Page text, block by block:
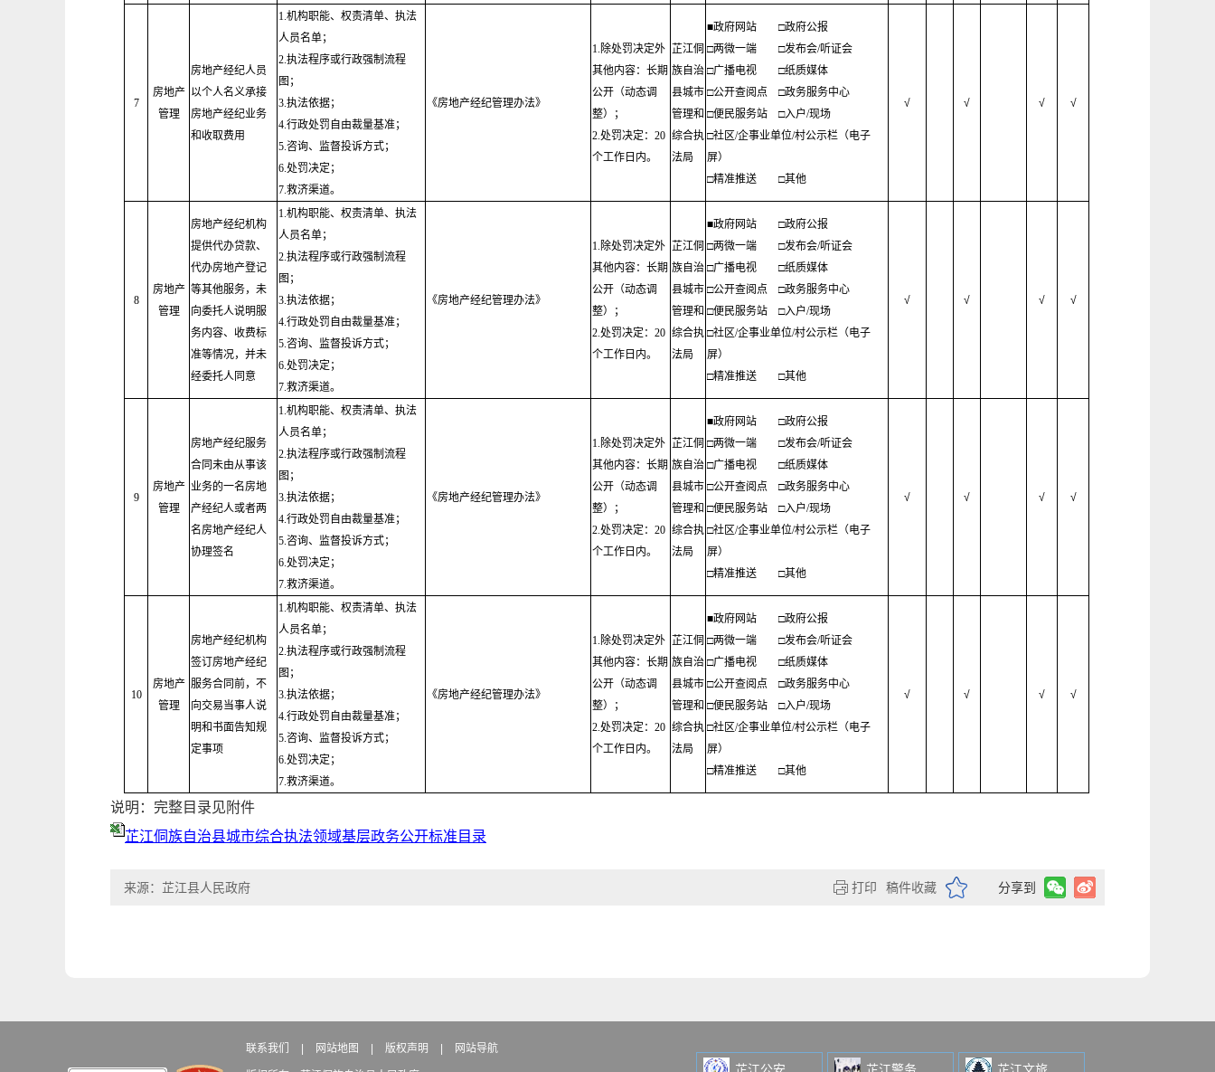
7
房地产
管理
房地产经纪人员
以个人名义承接
房地产经纪业务
和收取费用
1.机构职能、权责清单、执法
人员名单；
2.执法程序或行政强制流程
图；
3.执法依据；
4.行政处罚自由裁量基准；
5.咨询、监督投诉方式；
6.处罚决定；
7.救济渠道。
《房地产经纪管理办法》
1.除处罚决定外
其他内容：长期
公开（动态调
整）；
2.处罚决定：20
个工作日内。
芷江侗
族自治
县城市
管理和
综合执
法局
■政府网站
□政府公报
□两微一端
□发布会/听证会
□广播电视
□纸质媒体
□公开查阅点
□政务服务中心
□便民服务站
□入户/现场
□社区/企事业单位/村公示栏（电子
屏）
□精准推送
□其他
√ √ √ √
8
房地产
管理
房地产经纪机构
提供代办贷款、
代办房地产登记
等其他服务，未
向委托人说明服
务内容、收费标
准等情况，并未
经委托人同意
1.机构职能、权责清单、执法
人员名单；
2.执法程序或行政强制流程
图；
3.执法依据；
4.行政处罚自由裁量基准；
5.咨询、监督投诉方式；
6.处罚决定；
7.救济渠道。
《房地产经纪管理办法》
1.除处罚决定外
其他内容：长期
公开（动态调
整）；
2.处罚决定：20
个工作日内。
芷江侗
族自治
县城市
管理和
综合执
法局
■政府网站
□政府公报
□两微一端
□发布会/听证会
□广播电视
□纸质媒体
□公开查阅点
□政务服务中心
□便民服务站
□入户/现场
□社区/企事业单位/村公示栏（电子
屏）
□精准推送
□其他
√ √ √ √
9
房地产
管理
房地产经纪服务
合同未由从事该
业务的一名房地
产经纪人或者两
名房地产经纪人
协理签名
1.机构职能、权责清单、执法
人员名单；
2.执法程序或行政强制流程
图；
3.执法依据；
4.行政处罚自由裁量基准；
5.咨询、监督投诉方式；
6.处罚决定；
7.救济渠道。
《房地产经纪管理办法》
1.除处罚决定外
其他内容：长期
公开（动态调
整）；
2.处罚决定：20
个工作日内。
芷江侗
族自治
县城市
管理和
综合执
法局
■政府网站
□政府公报
□两微一端
□发布会/听证会
□广播电视
□纸质媒体
□公开查阅点
□政务服务中心
□便民服务站
□入户/现场
□社区/企事业单位/村公示栏（电子
屏）
□精准推送
□其他
√ √ √ √
10
房地产
管理
房地产经纪机构
签订房地产经纪
服务合同前，不
向交易当事人说
明和书面告知规
定事项
1.机构职能、权责清单、执法
人员名单；
2.执法程序或行政强制流程
图；
3.执法依据；
4.行政处罚自由裁量基准；
5.咨询、监督投诉方式；
6.处罚决定；
7.救济渠道。
《房地产经纪管理办法》
1.除处罚决定外
其他内容：长期
公开（动态调
整）；
2.处罚决定：20
个工作日内。
芷江侗
族自治
县城市
管理和
综合执
法局
■政府网站
□政府公报
□两微一端
□发布会/听证会
□广播电视
□纸质媒体
□公开查阅点
□政务服务中心
□便民服务站
□入户/现场
□社区/企事业单位/村公示栏（电子
屏）
□精准推送
□其他
√ √ √ √
说明：完整目录见附件
芷江侗族自治县城市综合执法领域基层政务公开标准目录
稿件收藏 分享到
打印
来源：芷江县人民政府
联系我们 网站地图 版权声明 网站导航